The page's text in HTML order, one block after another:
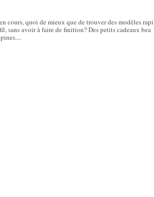
cours, quoi de mieux que de trouver des modèles rapi
sans avoir à faire de finition? Des petits cadeaux bea